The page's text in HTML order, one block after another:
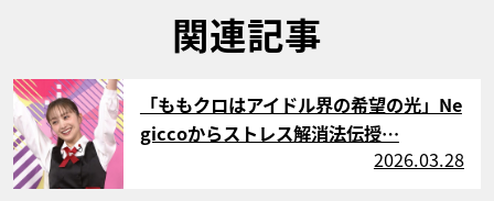
関連記事
サムネイル
「ももクロはアイドル界の希望の光」Ne
giccoからストレス解消法伝授…
2026.03.28